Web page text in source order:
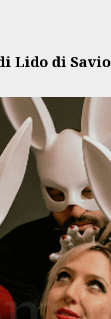
Lido di Savio